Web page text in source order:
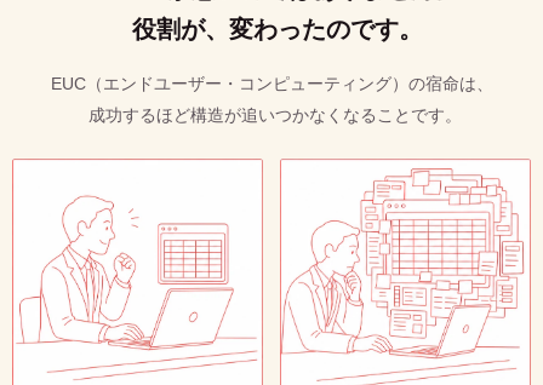
役割が、変わったのです。
EUC（エンドユーザー・コンピューティング）の宿命は、
成功するほど構造が追いつかなくなることです。